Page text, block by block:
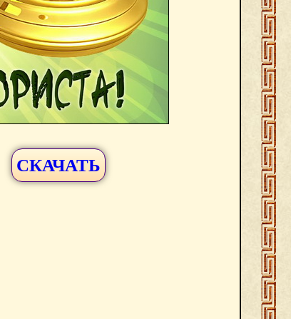
СКАЧАТЬ